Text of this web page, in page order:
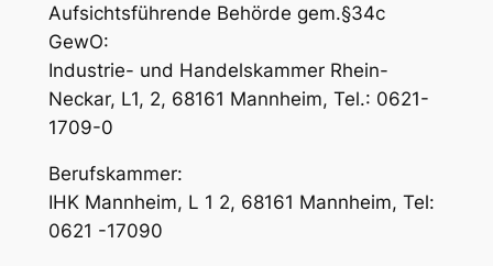
Aufsichtsführende Behörde gem.§34c
GewO:
Industrie- und Handelskammer Rhein-
Neckar, L1, 2, 68161 Mannheim, Tel.: 0621-
1709-0
Berufskammer:
IHK Mannheim, L 1 2, 68161 Mannheim, Tel:
0621 -17090